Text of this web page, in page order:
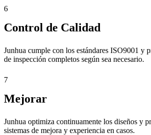
6
Control de Calidad
Junhua cumple con los estándares ISO9001 y
de inspección completos según sea necesario.
7
Mejorar
Junhua optimiza continuamente los diseños y
sistemas de mejora y experiencia en casos.